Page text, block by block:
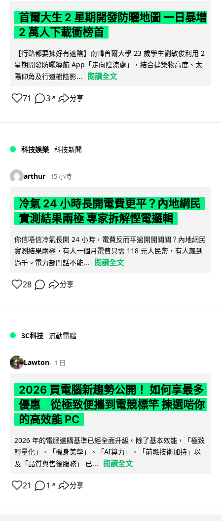
首爾大生 2 星期開發防曬地圖 一日暴增
2 萬人下載衝榜首
【行路都要揀好有遮陰】南韓首爾大學 23 歲學生劉敏俊利用 2
星期開發防曬導航 App「走向陰涼處」，結合建築物高度、太
陽仰角及行道樹陰影...
閱讀全文
71 3 ↗ 分享
科技娛樂 科技新聞
arthur 15 小時
冷氣 24 小時長開電費更平？內地網民
實測結果兩極 專家拆解慳電邏輯
你信唔信冷氣長開 24 小時，電費反而平過開開關關？內地網民
實測結果兩極，有人一個月電費只需 118 元人民幣，有人飆到
過千。電力部門話不能...
閱讀全文
28 分享
3C科技 流動電腦
Lawton 1 日
2026 買電腦新趨勢公開！ 如何享最多
優惠 從極致便攜到電競標竿 揀選啱你
的高效能 PC
2026 年的電腦選購基準已經全面升級。除了基本效能，「極致
輕量化」、「機身美學」、「AI算力」、「前瞻技術加持」以
及「品質與售後服務」 已...
閱讀全文
21 1 ↗ 分享